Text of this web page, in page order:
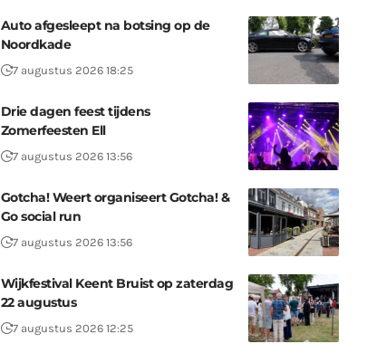
Auto afgesleept na botsing op de
Noordkade
7 augustus 2026 18:25
Drie dagen feest tijdens
Zomerfeesten Ell
7 augustus 2026 13:56
Gotcha! Weert organiseert Gotcha! &
Go social run
7 augustus 2026 13:56
Wijkfestival Keent Bruist op zaterdag
22 augustus
7 augustus 2026 12:25